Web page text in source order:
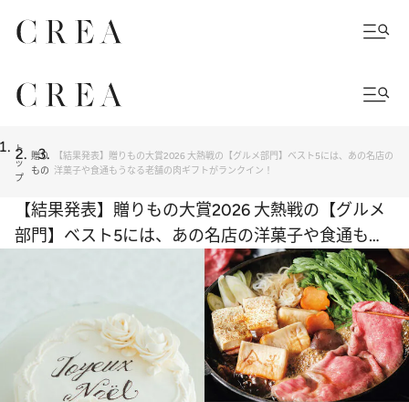
ト
ッ
プ
贈り
もの
【結果発表】贈りもの大賞2026 大熱戦の【グルメ部門】ベスト5には、あの名店の
洋菓子や食通もうなる老舗の肉ギフトがランクイン！
【結果発表】贈りもの大賞2026 大熱戦の【グルメ
部門】ベスト5には、あの名店の洋菓子や食通もう
なる老舗の肉ギフトがランクイン！